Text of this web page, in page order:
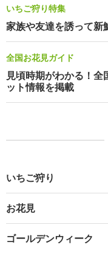
いちご狩り特集
家族や友達を誘って新
全国お花見ガイド
見頃時期がわかる！
ット情報を掲載
いちご狩り
お花見
ゴールデンウィーク